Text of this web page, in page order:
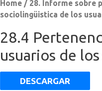
Home / 28. Informe sobre
sociolingüistica de los
28.4
usuarios de
DESCARGAR